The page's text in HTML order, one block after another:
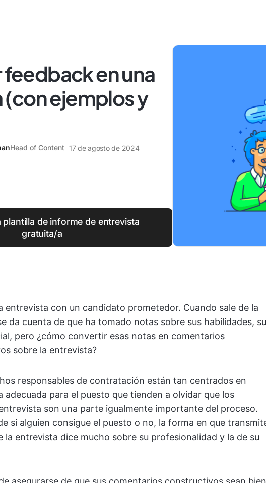
en una
ejemplos y
Head of Content 17 de agosto de 2024
plantilla de informe de entrevista
gratuita/a
entrevista con un candidato prometedor. Cuando sale de la
da cuenta de que ha tomado notas sobre sus habilidades, su
pero ¿cómo convertir esas notas en comentarios
sobre la entrevista?
responsables de contratación están tan centrados en
adecuada para el puesto que tienden a olvidar que los
son una parte igualmente importante del proceso.
si alguien consigue el puesto o no, la forma en que
la entrevista dice mucho sobre su profesionalidad y la de su